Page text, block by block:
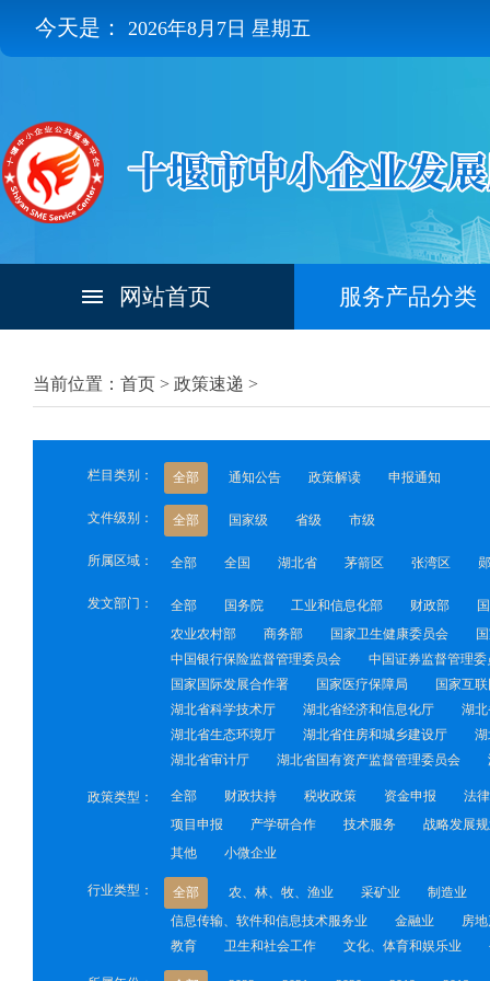
今天是： 2026年8月7日 星期五
网站首页 服务产品分类
当前位置：首页 > 政策速递 >
栏目类别： 全部 通知公告 政策解读 申报通知
文件级别： 全部 国家级 省级 市级
所属区域： 全部 全国 湖北省 茅箭区 张湾区
发文部门： 全部 国务院 工业和信息化部 财政部
农业农村部
商务部 国家卫生健康委员会
中国银行保险监督管理委员会
中国证券监督管理委
国家国际发展合作署
国家医疗保障局
国家互
湖北省科学技术厅
湖北省经济和信息化厅
湖
湖北省生态环境厅
湖北省住房和城乡建设厅
湖北省审计厅
湖北省国有资产监督管理委员会
政策类型： 全部 财政扶持 税收政策 资金申报
法
项目申报
产学研合作 技术服务
战略发展
其他
小微企业
行业类型： 全部 农、林、牧、渔业 采矿业
制造业
信息传输、软件和信息技术服务业
金融业
房
教育
卫生和社会工作 文化、体育和娱乐业